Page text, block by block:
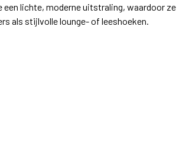
een lichte, moderne uitstraling, waardoor ze
als stijlvolle lounge- of leeshoeken.